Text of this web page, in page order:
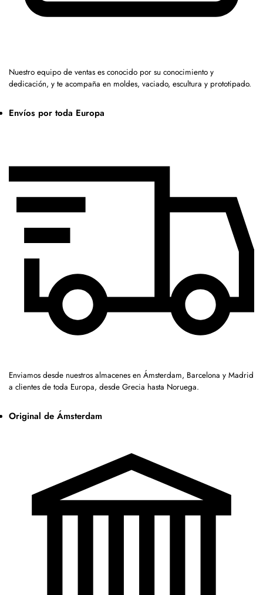
Nuestro equipo de ventas es conocido por su conocimiento y
dedicación, y te acompaña en moldes, vaciado, escultura y prototipado.
Envíos por toda Europa
Enviamos desde nuestros almacenes en Ámsterdam, Barcelona y Madrid
a clientes de toda Europa, desde Grecia hasta Noruega.
Original de Ámsterdam